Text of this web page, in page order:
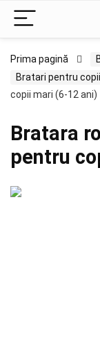
Prima pagină
Bratari pentru
copii mari (6-12 ani)
Bratara
pentru